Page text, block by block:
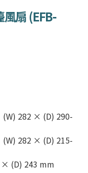
扇 (EFB-
282 × (D) 290-
282 × (D) 215-
(D) 243 mm